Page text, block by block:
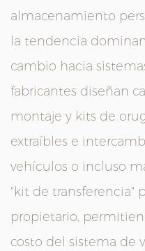
almacenamiento
la tendencia
cambio hacia
fabricantes diseñan
montaje y kits de
extraíbles e
vehículos o incluso
"kit de transferencia"
propietario,
costo del sistema de